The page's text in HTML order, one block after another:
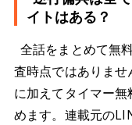
イトはある？
全話をまとめて無
査時点ではありま
に加えてタイマー
めます。連載元の